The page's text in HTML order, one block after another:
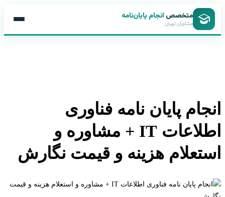
متخصصانجام پایان‌نامه
مشاوران تهران
پایان نامه فناوری
اطلاعات IT + مشاوره و
هزینه و قیمت نگارش